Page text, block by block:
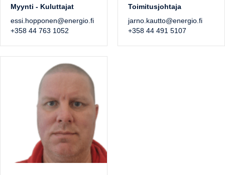
Myynti - Kuluttajat
essi.hopponen@energio.fi
+358 44 763 1052
Toimitusjohtaja
jarno.kautto@energio.fi
+358 44 491 5107